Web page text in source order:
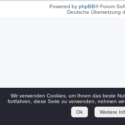
Powered by phpBB® Forum
Deutsche Übersetzung
Wir verwenden Cookies, um Ihnen das beste
fortfahren, diese Seite zu verwenden, nehmen
Ok
Weitere